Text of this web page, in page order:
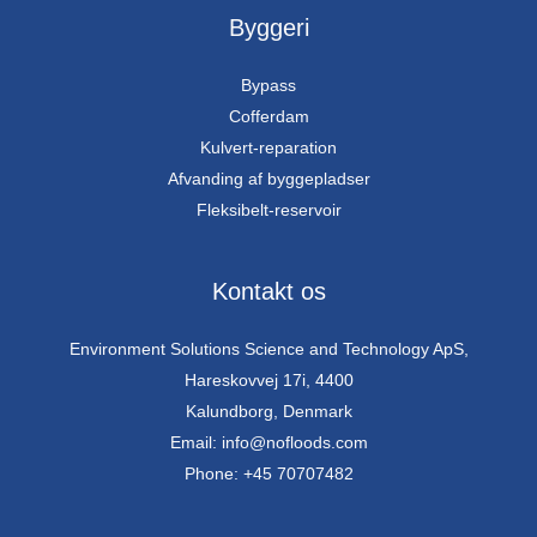
Byggeri
Bypass
Cofferdam
Kulvert-reparation
Afvanding af byggepladser
Fleksibelt-reservoir
Kontakt os
Environment Solutions Science and Technology ApS,
Hareskovvej 17i, 4400
Kalundborg, Denmark
Email: info@nofloods.com
Phone: +45 70707482